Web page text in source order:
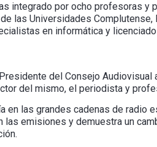
integrado por ocho profesoras y
las Universidades Complutense,
en informática y
del Consejo Audiovisual
del mismo, el periodista y
las grandes cadenas de radio
las emisiones y demuestra un